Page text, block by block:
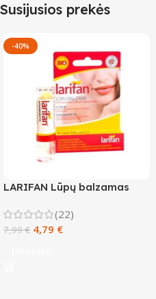
Susijusios prekės
-40%
LARIFAN Lūpų balzamas
(22)
7,99€ 4,79 €